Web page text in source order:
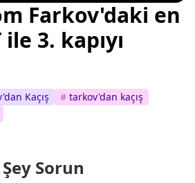
Farkov'daki en
3. kapıyı
Kaçış # tarkov'dan kaçış
Sorun